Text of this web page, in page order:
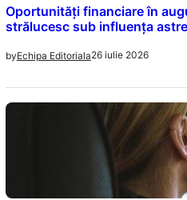
Oportunități financiare în
strălucesc sub influența
byEchipa Editoriala26 iulie 2026